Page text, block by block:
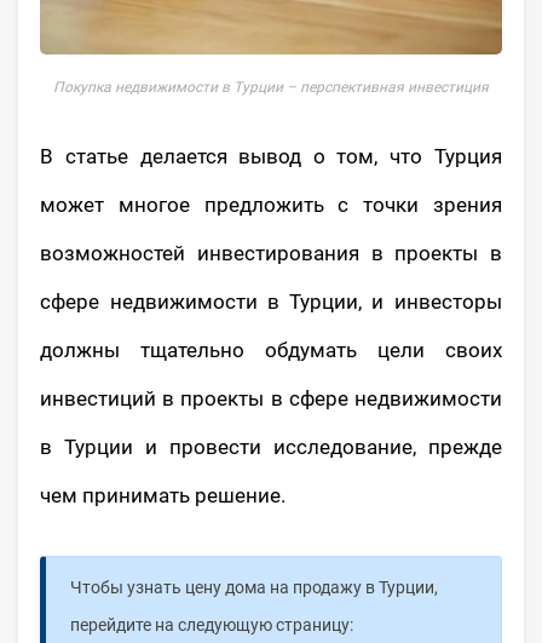
Покупка недвижимости в Турции – перспективная инвестиция
В статье делается вывод о том, что Турция
может многое предложить с точки зрения
возможностей инвестирования в проекты в
сфере недвижимости в Турции, и инвесторы
должны тщательно обдумать цели своих
инвестиций в проекты в сфере недвижимости
в Турции и провести исследование, прежде
чем принимать решение.
Чтобы узнать цену дома на продажу в Турции,
перейдите на следующую страницу: